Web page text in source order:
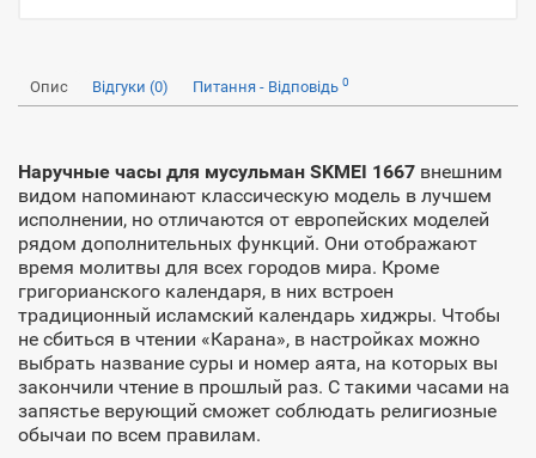
Опис Відгуки (0) Питання - Відповідь 0
Наручные часы для мусульман SKMEI 1667 внешним
видом напоминают классическую модель в лучшем
исполнении, но отличаются от европейских моделей
рядом дополнительных функций. Они отображают
время молитвы для всех городов мира. Кроме
григорианского календаря, в них встроен
традиционный исламский календарь хиджры. Чтобы
не сбиться в чтении «Карана», в настройках можно
выбрать название суры и номер аята, на которых вы
закончили чтение в прошлый раз. С такими часами на
запястье верующий сможет соблюдать религиозные
обычаи по всем правилам.